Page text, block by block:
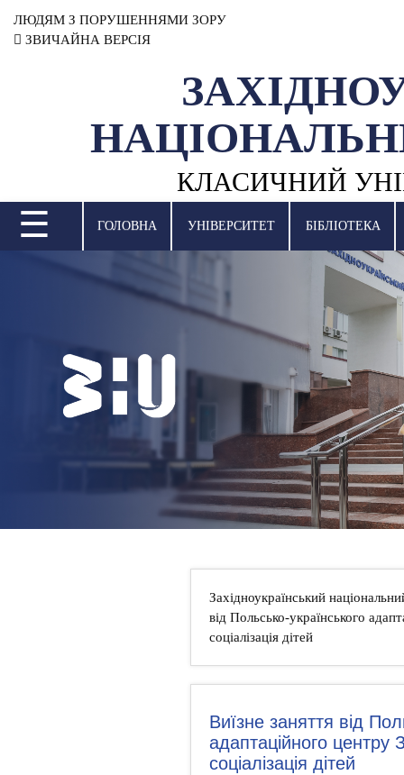
ЛЮДЯМ З ПОРУШЕННЯМИ ЗОРУ
ЗВИЧАЙНА ВЕРСІЯ
КЛАСИЧНИЙ
НАУКОВА ДІЯЛЬНІСТЬ
МІЖНАРОДНА ДІЯЛЬНІСТЬ
ВСТУПНА КАМПАНІЯ
БІБЛІОТЕКА
НОВИНИ
☰ ГОЛОВНА УНІВЕРСИТЕТ БІБЛІОТЕКА
Західноукраїнський
від Польсько-українського
соціалізація дітей
Виїзне заняття від
адаптаційного центру
соціалізація дітей